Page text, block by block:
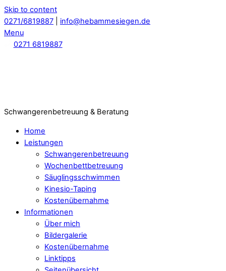
Skip to content
0271/6819887
info@hebammesiegen.de
Menu
0271 6819887
Schwangerenbetreuung & Beratung
Home
Leistungen
Schwangerenbetreuung
Wochenbettbetreuung
Säuglingsschwimmen
Kinesio-Taping
Kostenübernahme
Informationen
Über mich
Bildergalerie
Kostenübernahme
Linktipps